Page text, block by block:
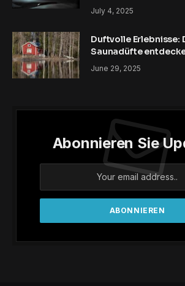
July 4, 2025
Duftvolle Erlebnisse:
Saunadüfte
June 29, 2025
Abonnieren Sie